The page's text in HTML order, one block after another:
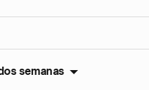
semanas